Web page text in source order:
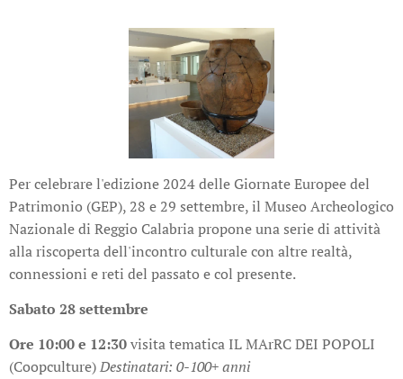
Per celebrare l'edizione 2024 delle Giornate Europee del
Patrimonio (GEP), 28 e 29 settembre, il Museo Archeologico
Nazionale di Reggio Calabria propone una serie di attività
alla riscoperta dell'incontro culturale con altre realtà,
connessioni e reti del passato e col presente.
Sabato 28 settembre
Ore 10:00 e 12:30visita tematica IL MArRC DEI POPOLI
(Coopculture)Destinatari: 0-100+ anni